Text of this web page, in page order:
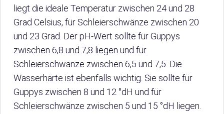
liegt die ideale Temperatur zwischen 24 und 28
Grad Celsius, für Schleierschwänze zwischen 20
und 23 Grad. Der pH-Wert sollte für Guppys
zwischen 6,8 und 7,8 liegen und für
Schleierschwänze zwischen 6,5 und 7,5. Die
Wasserhärte ist ebenfalls wichtig. Sie sollte für
Guppys zwischen 8 und 12 °dH und für
Schleierschwänze zwischen 5 und 15 °dH liegen.